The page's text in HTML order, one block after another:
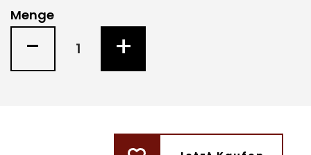
Menge
- +